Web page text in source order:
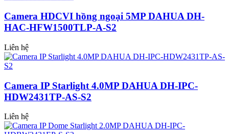
Camera HDCVI hồng ngoại 5MP DAHUA DH-
HAC-HFW1500TLP-A-S2
Liên hệ
Camera IP Starlight 4.0MP DAHUA DH-IPC-
HDW2431TP-AS-S2
Liên hệ